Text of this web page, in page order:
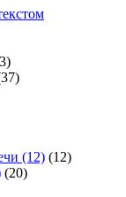
(12) (12)
(20)